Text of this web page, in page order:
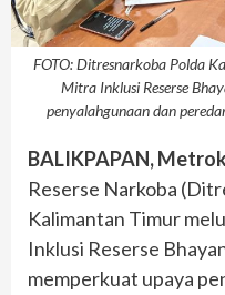
FOTO: Ditresnarkoba Polda
Mitra Inklusi Reserse
penyalahgunaan dan
BALIKPAPAN,
Reserse Narkoba
Kalimantan Timur
Inklusi Reserse
memperkuat upaya